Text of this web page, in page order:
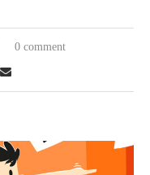
0 comment